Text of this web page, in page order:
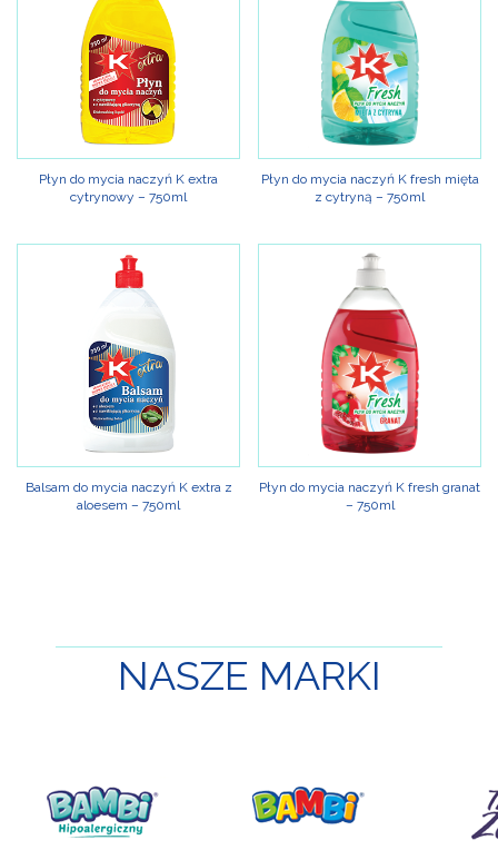
Płyn do mycia naczyń K extra
cytrynowy – 750ml
Płyn do mycia naczyń K fresh mięta
z cytryną – 750ml
Balsam do mycia naczyń K extra z
aloesem – 750ml
Płyn do mycia naczyń K fresh granat
– 750ml
NASZE MARKI